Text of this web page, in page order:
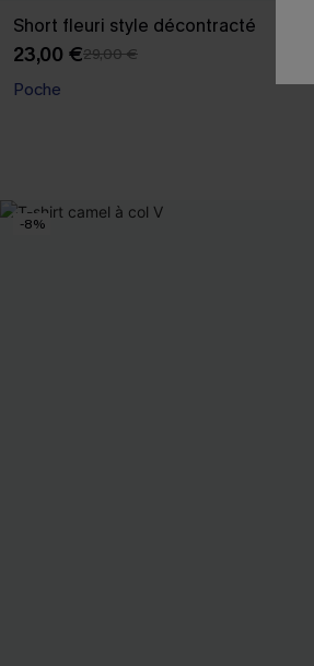
Short fleuri style décontracté
23,00 €29,00 €
Poche
-8%